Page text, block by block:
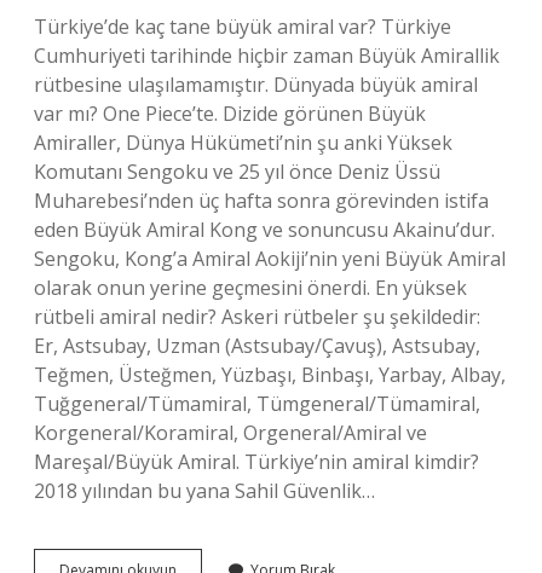
Türkiye’de kaç tane büyük amiral var? Türkiye
Cumhuriyeti tarihinde hiçbir zaman Büyük Amirallik
rütbesine ulaşılamamıştır. Dünyada büyük amiral
var mı? One Piece’te. Dizide görünen Büyük
Amiraller, Dünya Hükümeti’nin şu anki Yüksek
Komutanı Sengoku ve 25 yıl önce Deniz Üssü
Muharebesi’nden üç hafta sonra görevinden istifa
eden Büyük Amiral Kong ve sonuncusu Akainu’dur.
Sengoku, Kong’a Amiral Aokiji’nin yeni Büyük Amiral
olarak onun yerine geçmesini önerdi. En yüksek
rütbeli amiral nedir? Askeri rütbeler şu şekildedir:
Er, Astsubay, Uzman (Astsubay/Çavuş), Astsubay,
Teğmen, Üsteğmen, Yüzbaşı, Binbaşı, Yarbay, Albay,
Tuğgeneral/Tümamiral, Tümgeneral/Tümamiral,
Korgeneral/Koramiral, Orgeneral/Amiral ve
Mareşal/Büyük Amiral. Türkiye’nin amiral kimdir?
2018 yılından bu yana Sahil Güvenlik…